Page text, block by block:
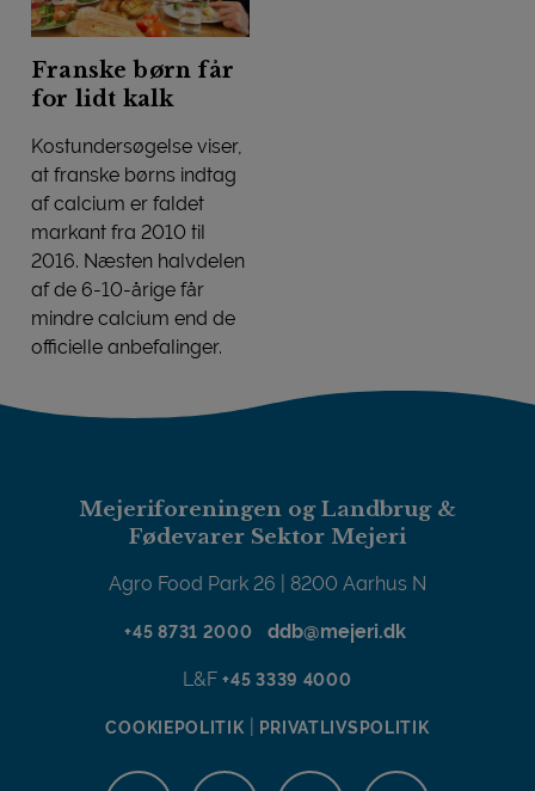
Franske børn får
for lidt kalk
Kostundersøgelse viser,
at franske børns indtag
af calcium er faldet
markant fra 2010 til
2016. Næsten halvdelen
af de 6-10-årige får
mindre calcium end de
officielle anbefalinger.
Mejeriforeningen og Landbrug &
Fødevarer Sektor Mejeri
Agro Food Park 26 | 8200 Aarhus N
+45 8731 2000 ddb@mejeri.dk
L&F+45 3339 4000
COOKIEPOLITIK PRIVATLIVSPOLITIK